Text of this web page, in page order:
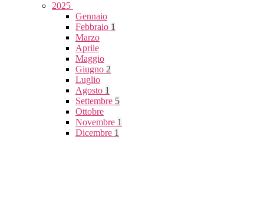
2025
Gennaio
Febbraio 1
Marzo
Aprile
Maggio
Giugno 2
Luglio
Agosto 1
Settembre 5
Ottobre
Novembre 1
Dicembre 1